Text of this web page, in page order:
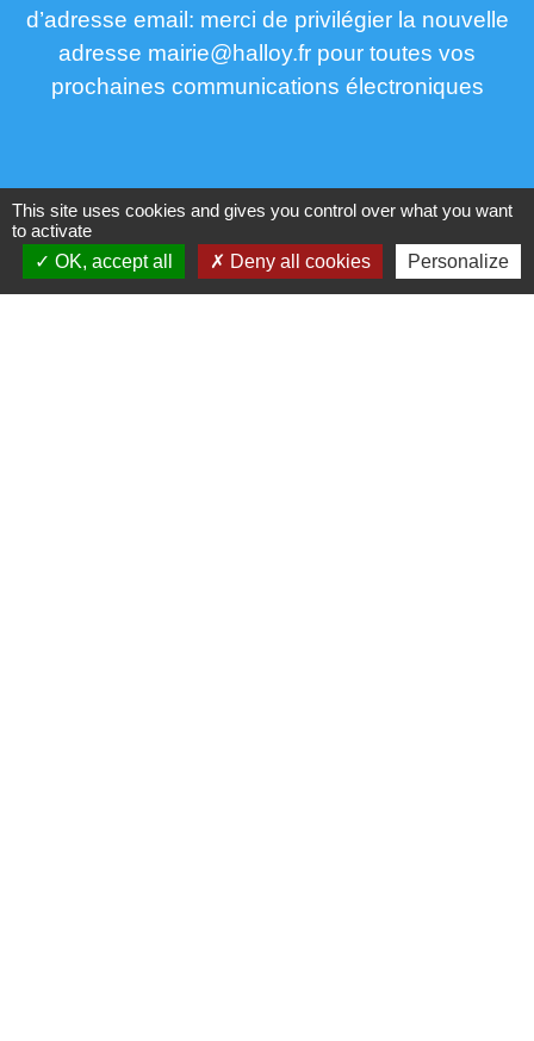
d’adresse email: merci de privilégier la nouvelle
adresse mairie@halloy.fr pour toutes vos
prochaines communications électroniques
Liens
This site uses cookies and gives you control over what you want
to activate
OK, accept all
Deny all cookies Personalize